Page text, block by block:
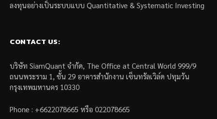
ลงทุนอย่างเป็นระบบแบบ Quantitative & Systematic Investing
CONTACT US:
บริษัท SiamQuant จำกัด, The Office at Central World 999/9
ถนนพระราม 1, ชั้น 29 อาคารสำนักงาน เซ็นทรัลเวิล์ด ปทุมวัน
กรุงเทพมหานคร 10330
Phone : +6622078665 หรือ 022078665